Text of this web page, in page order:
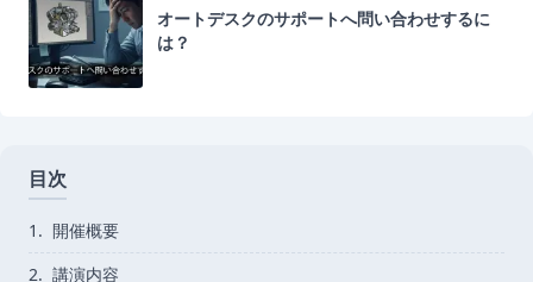
オートデスクのサポートへ問い合わせするに
は？
目次
1. 開催概要
2. 講演内容